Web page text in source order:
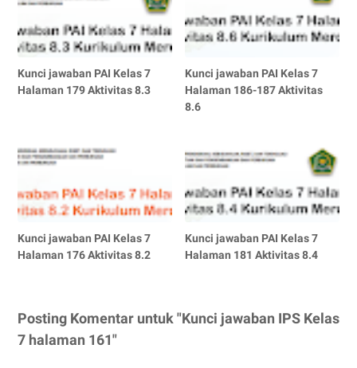
Kunci jawaban PAI Kelas 7
Halaman 179 Aktivitas 8.3
Kunci jawaban PAI Kelas 7
Halaman 186-187 Aktivitas
8.6
Kunci jawaban PAI Kelas 7
Halaman 176 Aktivitas 8.2
Kunci jawaban PAI Kelas 7
Halaman 181 Aktivitas 8.4
Posting Komentar untuk "Kunci jawaban IPS Kelas
7 halaman 161"